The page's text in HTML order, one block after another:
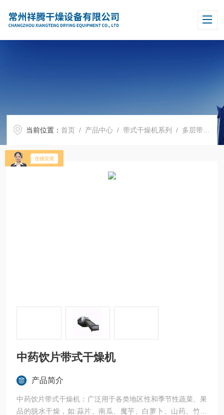
当前位置：首页 / 产品中心 /带式干燥机系列 / 多层带式干燥机
中药饮片带式干燥机
产品简介
中药饮片带式干燥机：广泛用于各类地区性和季节性蔬菜、果
品的脱水干燥，如:蒜片、南瓜、魔芋、白萝卜、山药、竹笋